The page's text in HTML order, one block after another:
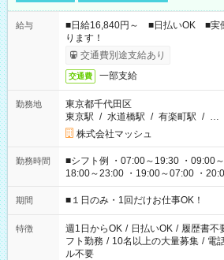
給与
■日給16,840円～ ■日払いOK ■実
ります！
交通費別途支給あり
交通費 一部支給
勤務地
東京都千代田区
東京駅 / 水道橋駅 / 有楽町駅 / …
株式会社マッシュ
勤務時間
■シフト例 ・07:00～19:30 ・09:00
18:00～23:00 ・19:00～07:00 ・
etc ★最短で3時間で5,120円のお仕事から 15時間で2万円近く稼
げるお仕事も！ ご希望のお時間に合わせてご紹介！ ※シフトは
ください！
期間 ■１日のみ・1回だけお仕事OK！
特徴 週1日からOK / 日払いOK / 履歴書不
フト勤務 / 10名以上の大量募集 / 電
ル不要